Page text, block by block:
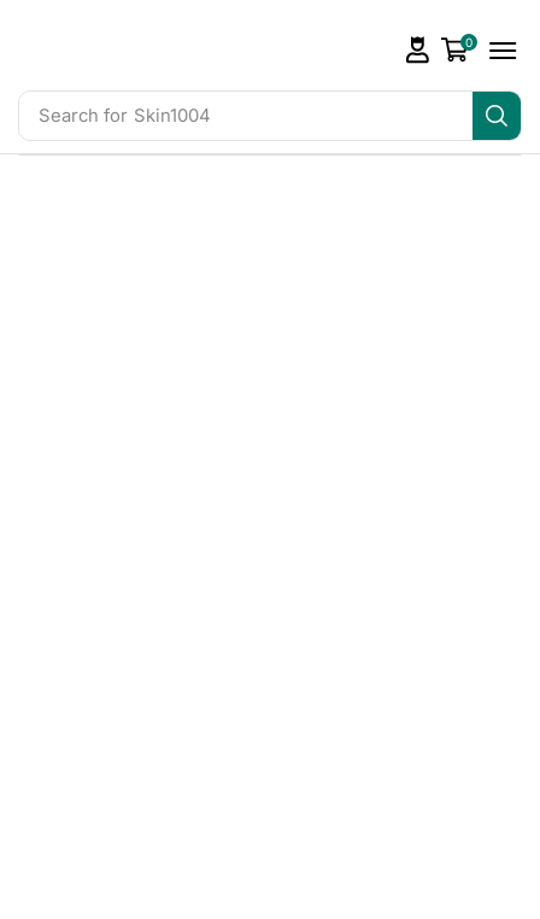
Search for Skin1004
0